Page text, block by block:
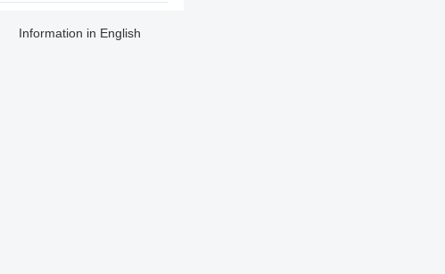
Information in English